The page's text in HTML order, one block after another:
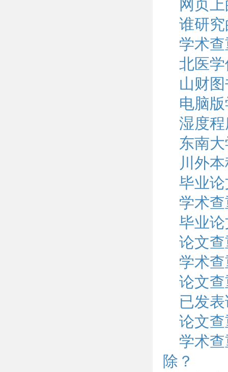
网页
谁研
学术
北医
山财
电脑
湿度
东南
川外
毕业
学术
毕业
论文
学术
论文
已发
论文
学术
除？